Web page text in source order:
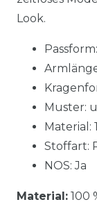
Look.
Muster:
Material:
Stoffart:
NOS: Ja
Material: 100